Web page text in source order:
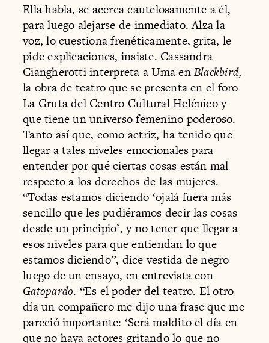
Ella habla, se acerca cautelosamente a él,
para luego alejarse de inmediato. Alza la
voz, lo cuestiona frenéticamente, grita, le
pide explicaciones, insiste. Cassandra
Ciangherotti interpreta a Uma enBlackbird,
la obra de teatro que se presenta en el foro
La Gruta del Centro Cultural Helénico y
que tiene un universo femenino poderoso.
Tanto así que, como actriz, ha tenido que
llegar a tales niveles emocionales para
entender por qué ciertas cosas están mal
respecto a los derechos de las mujeres.
“Todas estamos diciendo ‘ojalá fuera más
sencillo que les pudiéramos decir las cosas
desde un principio’, y no tener que llegar a
esos niveles para que entiendan lo que
estamos diciendo”, dice vestida de negro
luego de un ensayo, en entrevista con
Gatopardo. “Es el poder del teatro. El otro
día un compañero me dijo una frase que me
pareció importante: ‘Será maldito el día en
que no haya actores gritando lo que no